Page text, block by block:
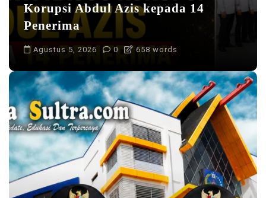
Korupsi Abdul Azis kepada 14
Penerima
Agustus 5, 2026 0 658 words